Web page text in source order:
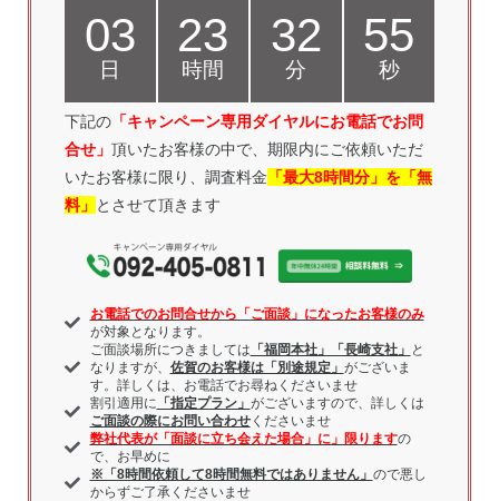
03
日
23
時間
32
分
54
秒
下記の 「キャンペーン専用ダイヤルにお電話でお問
合せ」 頂いたお客様の中で、期限内にご依頼いただ
いたお客様に限り、調査料金 「最大8時間分」を「無
料」 とさせて頂きます
お電話でのお問合せから「ご面談」になったお客様のみ
が対象となります。
ご面談場所につきましては 「福岡本社」「長崎支社」 と
なりますが、 佐賀のお客様は「別途規定」 がございま
す。詳しくは、お電話でお尋ねくださいませ
割引適用に 「指定プラン」 がございますので、詳しくは
ご面談の際にお問い合わせくださいませ
弊社代表が「面談に立ち会えた場合」に」限りますの
で、お早めに
※「8時間依頼して8時間無料ではありません」 ので悪し
からずご了承くださいませ